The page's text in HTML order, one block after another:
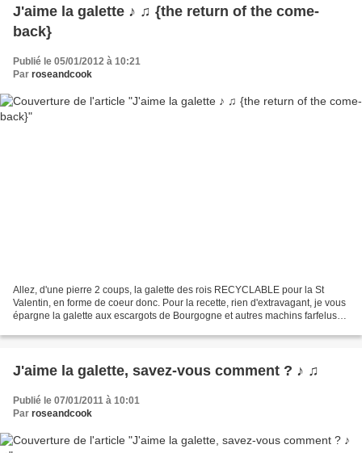
J'aime la galette ♪ ♫ {the return of the come-
back}
Publié le 05/01/2012 à 10:21
Par roseandcook
Allez, d'une pierre 2 coups, la galette des rois RECYCLABLE pour la St
Valentin, en forme de coeur donc. Pour la recette, rien d'extravagant, je vous
épargne la galette aux escargots de Bourgogne et autres machins farfelus
J'aime la galette, savez-vous comment ? ♪ ♫
Publié le 07/01/2011 à 10:01
Par roseandcook